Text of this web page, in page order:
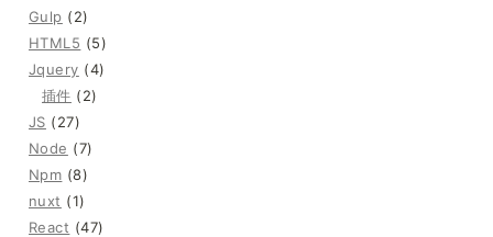
Gulp (2)
HTML5 (5)
Jquery (4)
插件 (2)
JS (27)
Node (7)
Npm (8)
nuxt (1)
React (47)